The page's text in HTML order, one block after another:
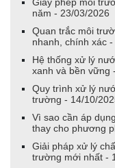
năm - 23/03/2026
Quan trắc môi
nhanh, chính xác
Hệ thống xử lý
xanh và bền vững
Quy trình xử lý
trường - 14/10/
Vì sao cần áp
thay cho phương
Giải pháp xử lý
trường mới nhất -